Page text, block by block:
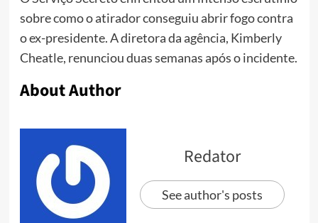
sobre como o atirador conseguiu abrir fogo contra
o ex-presidente. A diretora da agência, Kimberly
Cheatle, renunciou duas semanas após o incidente.
About Author
Redator
See author's posts